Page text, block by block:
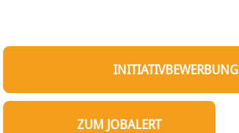
INITIATIVBEWERBUNG
ZUM JOBALERT